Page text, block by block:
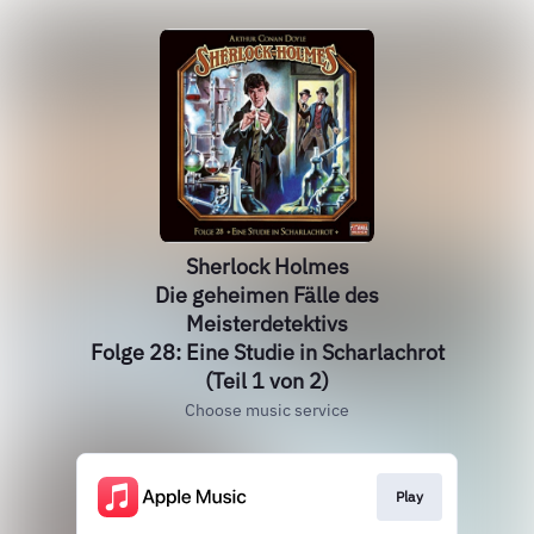
Sherlock Holmes
Die geheimen Fälle des
Meisterdetektivs
Folge 28: Eine Studie in Scharlachrot
(Teil 1 von 2)
Choose music service
Play